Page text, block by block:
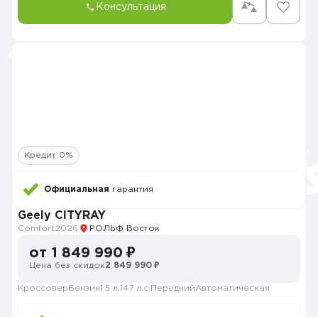
Консультация
Кредит 0%
Официальная гарантия
Geely CITYRAY
Comfort2026 РОЛЬФ Восток
от 1 849 990 ₽
Цена без скидок2 849 990 ₽
Кроссовер Бензин1.5 л. 147 л.с. ПереднийАвтоматическая